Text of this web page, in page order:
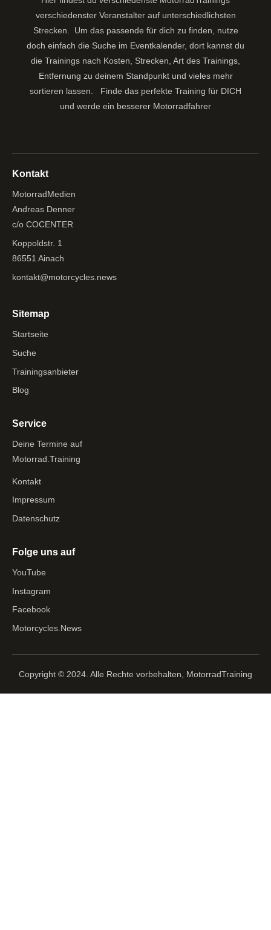
verschiedenster Veranstalter auf unterschiedlichsten
Strecken. Um das passende für dich zu finden, nutze
doch einfach die Suche im Eventkalender, dort kannst du
die Trainings nach Kosten, Strecken, Art des Trainings,
Entfernung zu deinem Standpunkt und vieles mehr
sortieren lassen. Finde das perfekte Training für DICH
und werde ein besserer Motorradfahrer
Kontakt
MotorradMedien
Andreas Denner
c/o COCENTER
Koppoldstr. 1
86551 Ainach
kontakt@motorcycles.news
Sitemap
Startseite
Suche
Trainingsanbieter
Blog
Service
Deine Termine auf
Motorrad.Training
Kontakt
Impressum
Datenschutz
Folge uns auf
YouTube
Instagram
Facebook
Motorcycles.News
Copyright © 2024. Alle Rechte vorbehalten, MotorradTraining